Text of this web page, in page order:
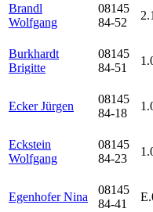
Brandl
Wolfgang
08145
84-52
Burkhardt
Brigitte
08145
84-51
Ecker Jürgen
08145
84-18
Eckstein
Wolfgang
08145
84-23
Egenhofer Nina
08145
84-41